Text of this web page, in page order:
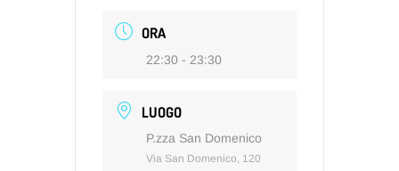
ORA
22:30 - 23:30
LUOGO
P.zza San Domenico
Via San Domenico, 120